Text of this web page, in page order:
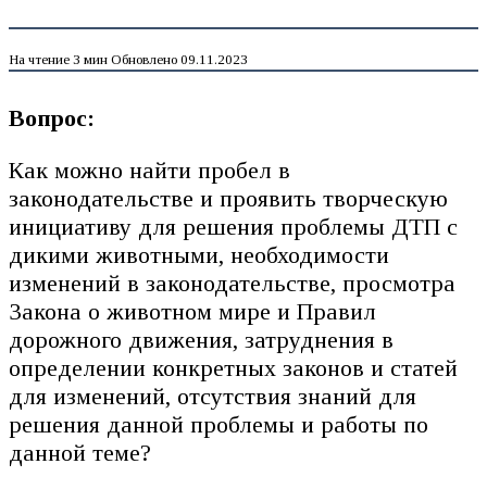
На чтение 3 мин Обновлено 09.11.2023
Вопрос:
Как можно найти пробел в
законодательстве и проявить творческую
инициативу для решения проблемы ДТП с
дикими животными, необходимости
изменений в законодательстве, просмотра
Закона о животном мире и Правил
дорожного движения, затруднения в
определении конкретных законов и статей
для изменений, отсутствия знаний для
решения данной проблемы и работы по
данной теме?